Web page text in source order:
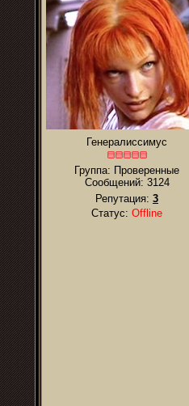
Генералиссимус
Группа: Проверенные
Сообщений: 3124
Репутация: 3
Статус: Offline